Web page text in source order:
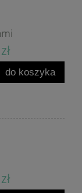
do koszyka